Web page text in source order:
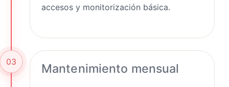
accesos y monitorización básica.
03 Mantenimiento mensual